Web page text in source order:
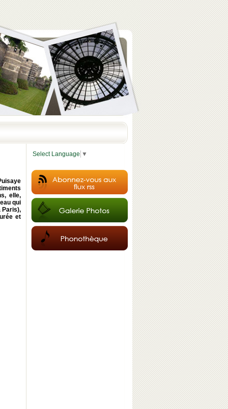
elle,
qui
Paris),
et
Select Language ▼